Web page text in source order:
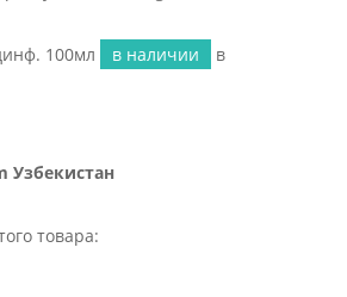
100мл в наличии
в
Узбекистан
товара: